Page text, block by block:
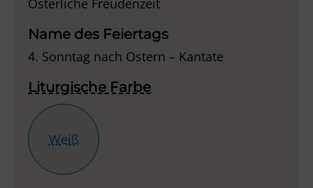
Österliche Freudenzeit
Name des Feiertags
4. Sonntag nach Ostern – Kantate
Liturgische Farbe
Weiß